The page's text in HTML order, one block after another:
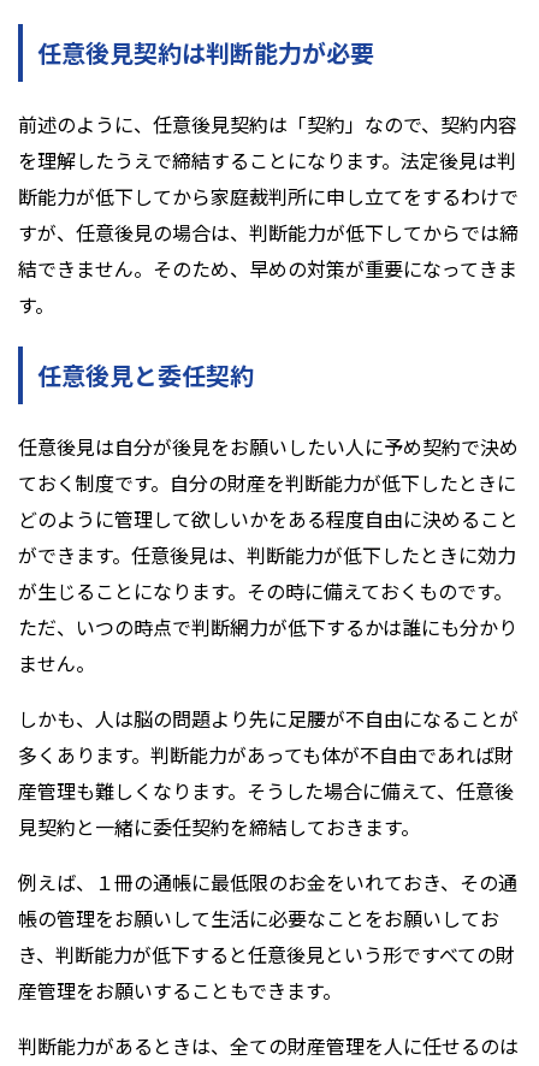
任意後見契約は判断能力が必要
前述のように、任意後見契約は「契約」なので、契約内容
を理解したうえで締結することになります。法定後見は判
断能力が低下してから家庭裁判所に申し立てをするわけで
すが、任意後見の場合は、判断能力が低下してからでは締
結できません。そのため、早めの対策が重要になってきま
す。
任意後見と委任契約
任意後見は自分が後見をお願いしたい人に予め契約で決め
ておく制度です。自分の財産を判断能力が低下したときに
どのように管理して欲しいかをある程度自由に決めること
ができます。任意後見は、判断能力が低下したときに効力
が生じることになります。その時に備えておくものです。
ただ、いつの時点で判断網力が低下するかは誰にも分かり
ません。
しかも、人は脳の問題より先に足腰が不自由になることが
多くあります。判断能力があっても体が不自由であれば財
産管理も難しくなります。そうした場合に備えて、任意後
見契約と一緒に委任契約を締結しておきます。
例えば、１冊の通帳に最低限のお金をいれておき、その通
帳の管理をお願いして生活に必要なことをお願いしてお
き、判断能力が低下すると任意後見という形ですべての財
産管理をお願いすることもできます。
判断能力があるときは、全ての財産管理を人に任せるのは